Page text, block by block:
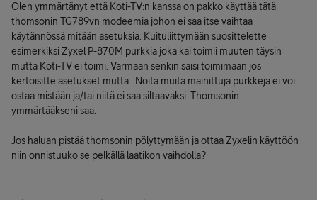
Olen ymmärtänyt että Koti-TV:n kanssa on pakko käyttää tätä
thomsonin TG789vn modeemia johon ei saa itse vaihtaa
käytännössä mitään asetuksia. Kuituliittymään suosittelette
esimerkiksi Zyxel P-870M purkkia joka kai toimii muuten täysin
mutta Koti-TV ei toimi. Varmaan senkin saisi toimimaan jos
kertoisitte asetukset mutta.. Noita muita mainittuja purkkeja ei voi
ostaa mistään ja/tai niitä ei saa siltaavaksi. Thomsonin
ymmärtääkseni saa.
Jos haluan pistää thomsonin pölyttymään ja ottaa Zyxelin käyttöön
niin onnistuuko se pelkällä laatikon vaihdolla?